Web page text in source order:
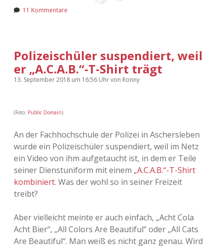
11 Kommentare
Polizeischüler suspendiert, weil
er „A.C.A.B.“-T-Shirt trägt
13. September 2018 um 16:56 Uhrvon Ronny
(Foto: Public Domain)
An der Fachhochschule der Polizei in Aschersleben
wurde ein Polizeischüler suspendiert, weil im Netz
ein Video von ihm aufgetaucht ist, in dem er Teile
seiner Dienstuniform mit einem „A.C.A.B.“-T-Shirt
kombiniert. Was der wohl so in seiner Freizeit
treibt?
Aber vielleicht meinte er auch einfach, „Acht Cola
Acht Bier“, „All Colors Are Beautiful“ oder „All Cats
Are Beautiful“. Man weiß es nicht ganz genau. Wird